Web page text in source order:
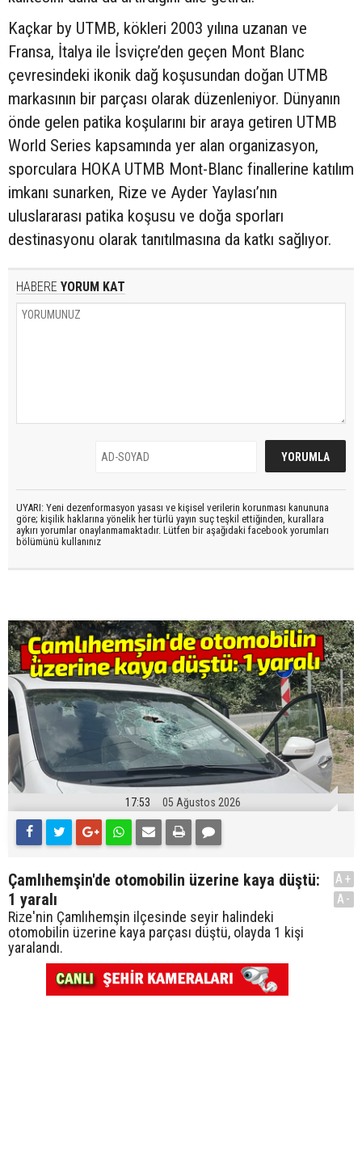
Kaçkar by UTMB, kökleri 2003 yılına uzanan ve
Fransa, İtalya ile İsviçre’den geçen Mont Blanc
çevresindeki ikonik dağ koşusundan doğan UTMB
markasının bir parçası olarak düzenleniyor. Dünyanın
önde gelen patika koşularını bir araya getiren UTMB
World Series kapsamında yer alan organizasyon,
sporculara HOKA UTMB Mont-Blanc finallerine katılım
imkanı sunarken, Rize ve Ayder Yaylası’nın
uluslararası patika koşusu ve doğa sporları
destinasyonu olarak tanıtılmasına da katkı sağlıyor.
HABERE YORUM KAT
UYARI: Yeni dezenformasyon yasası ve kişisel verilerin korunması kanununa
göre; kişilik haklarına yönelik her türlü yayın suç teşkil ettiğinden, kurallara
aykırı yorumlar onaylanmamaktadır. Lütfen bir aşağıdaki facebook yorumları
bölümünü kullanınız
17:53 05 Ağustos 2026
Çamlıhemşin'de otomobilin üzerine kaya düştü:
1 yaralı
Rize'nin Çamlıhemşin ilçesinde seyir halindeki
otomobilin üzerine kaya parçası düştü, olayda 1 kişi
yaralandı.
A+
A-